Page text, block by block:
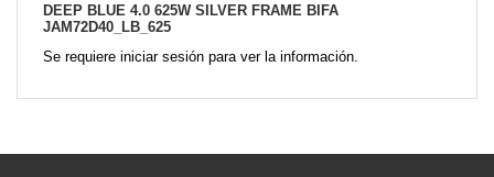
DEEP BLUE 4.0 625W SILVER FRAME BIFA
JAM72D40_LB_625
Se requiere iniciar sesión para ver la información.